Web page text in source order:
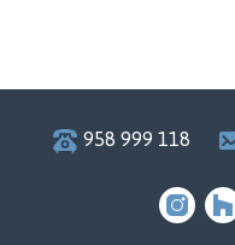
958 999 118